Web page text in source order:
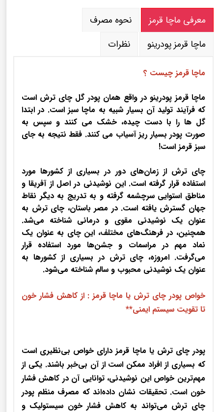
معرفی ماچا قرمز
نحوه مصرف
ماچا قرمز پودرینو
نظرات
ماچا قرمز چیست ؟
ماچا قرمز پودرینو در واقع همان پودر گل چای ترش است
که فرآیند تولید آن بسیار شبیه به ماچا سبز است. در ابتدا
گل ها را با دست چیده، خشک می کنند و سپس به
صورت پودر بسیار ریز آسیاب می کنند. فقط نتیجه به جای
سبز قرمز است!
چای ترش از زمان‌های دور در بسیاری از کشورها مورد
استفاده قرار گرفته است. این نوشیدنی در اصل از آفریقا و
مناطق استوایی سرچشمه گرفته و به تدریج به دیگر نقاط
جهان گسترش یافته است. در مصر باستان، چای ترش به
عنوان یک نوشیدنی مقوی و درمانی شناخته می‌شد.
همچنین، در فرهنگ‌های مختلف، این چای به عنوان یک
نماد مهم در مراسمات و جشن‌ها مورد استفاده قرار
می‌گرفت. امروزه، چای ترش در بسیاری از کشورها به
عنوان یک نوشیدنی محبوب و سالم شناخته می‌شود.
خواص پودر چای ترش یا ماچا قرمز : از کاهش فشار خون
تا تقویت سیستم ایمنی**
پودر چای ترش یا ماچا قرمز دارای خواص بی‌نظیری است
که بسیاری از افراد ممکن است از آن بی‌خبر باشند. یکی از
مهم‌ترین خواص این نوشیدنی، توانایی آن در کاهش فشار
خون است. تحقیقات نشان داده‌اند که مصرف منظم پودر
چای ترش می‌تواند به کاهش فشار خون سیستولیک و